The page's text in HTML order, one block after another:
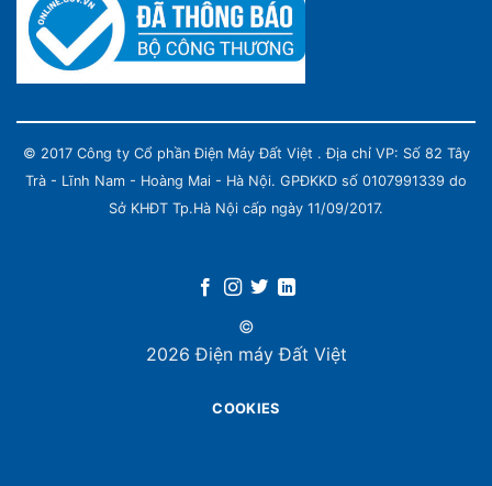
© 2017 Công ty Cổ phần Điện Máy Đất Việt . Địa chỉ VP: Số 82 Tây
Trà - Lĩnh Nam - Hoàng Mai - Hà Nội. GPĐKKD số 0107991339 do
Sở KHĐT Tp.Hà Nội cấp ngày 11/09/2017.
©
2026 Điện máy Đất Việt
COOKIES